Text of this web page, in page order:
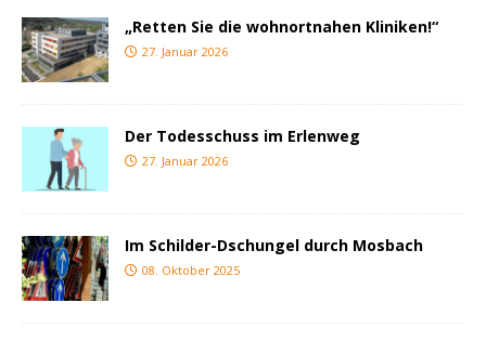
„Retten Sie die wohnortnahen Kliniken!“
27. Januar 2026
Der Todesschuss im Erlenweg
27. Januar 2026
Im Schilder-Dschungel durch Mosbach
08. Oktober 2025